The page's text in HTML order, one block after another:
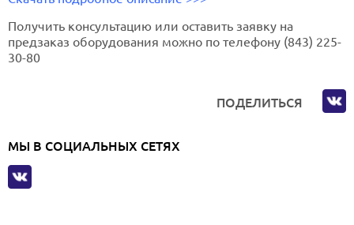
Получить консультацию или оставить заявку на
предзаказ оборудования можно по телефону (843) 225-
30-80
ПОДЕЛИТЬСЯ
МЫ В СОЦИАЛЬНЫХ СЕТЯХ